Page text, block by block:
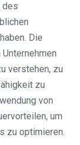
des
Die
verstehen, zu
zu
von
um
zu optimieren.